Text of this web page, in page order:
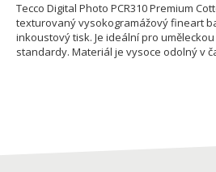
Tecco Digital Photo PCR310 Premium
texturovaný vysokogramážový fineart
inkoustový tisk. Je ideální pro
standardy. Materiál je vysoce odolný v